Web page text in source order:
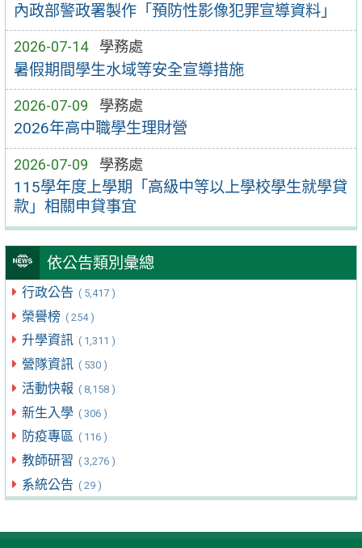
內政部警政署製作「預防性影像犯罪宣導資料」
2026-07-14 學務處
暑假期間學生水域等安全宣導措施
2026-07-09 學務處
2026年高中職學生理財營
2026-07-09 學務處
115學年度上學期「高級中等以上學校學生就學貸
款」相關申貸事宜
依公告類別彙總
行政公告 ( 5,417 )
榮譽榜 ( 254 )
升學資訊 ( 1,311 )
營隊資訊 ( 530 )
活動快報 ( 8,158 )
新生入學 ( 306 )
防疫專區 ( 116 )
教師研習 ( 3,276 )
系統公告 ( 29 )